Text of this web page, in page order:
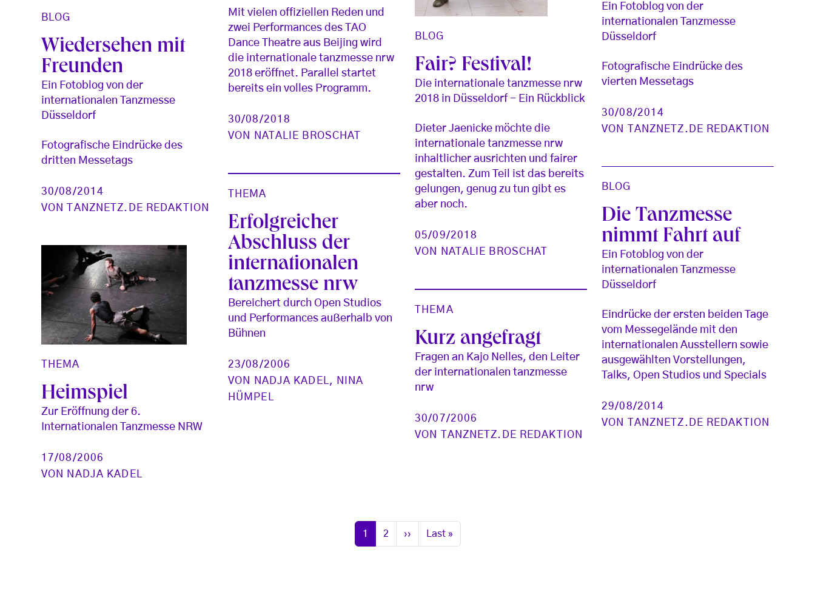
BLOG
Fair? Festival!
Die internationale tanzmesse nrw
2018 in Düsseldorf - Ein Rückblick
Dieter Jaenicke möchte die
internationale tanzmesse nrw
inhaltlicher ausrichten und fairer
gestalten. Zum Teil ist das bereits
gelungen, genug zu tun gibt es
aber noch.
05/09/2018
VON
NATALIE BROSCHAT
Mit vielen offiziellen Reden und
zwei Performances des TAO
Dance Theatre aus Beijing wird
die internationale tanzmesse nrw
2018 eröffnet. Parallel startet
bereits ein volles Programm.
30/08/2018
VON
NATALIE BROSCHAT
Ein Fotoblog von der
internationalen Tanzmesse
Düsseldorf
Fotografische Eindrücke des
vierten Messetags
30/08/2014
VON
TANZNETZ.DE REDAKTION
BLOG
Wiedersehen mit
Freunden
Ein Fotoblog von der
internationalen Tanzmesse
Düsseldorf
Fotografische Eindrücke des
dritten Messetags
30/08/2014
VON
TANZNETZ.DE REDAKTION
BLOG
Die Tanzmesse
nimmt Fahrt auf
Ein Fotoblog von der
internationalen Tanzmesse
Düsseldorf
Eindrücke der ersten beiden Tage
vom Messegelände mit den
internationalen Ausstellern sowie
ausgewählten Vorstellungen,
Talks, Open Studios und Specials
29/08/2014
VON
TANZNETZ.DE REDAKTION
THEMA
Erfolgreicher
Abschluss der
internationalen
tanzmesse nrw
Bereichert durch Open Studios
und Performances außerhalb von
Bühnen
23/08/2006
VON
NADJA KADEL ,
NINA
HÜMPEL
THEMA
Heimspiel
Zur Eröffnung der 6.
Internationalen Tanzmesse NRW
17/08/2006
VON
NADJA KADEL
THEMA
Kurz angefragt
Fragen an Kajo Nelles, den Leiter
der internationalen tanzmesse
nrw
30/07/2006
VON
TANZNETZ.DE REDAKTION
Seite
1 Seite
2 Nächste Seite
›› Letzte Seite
Last »